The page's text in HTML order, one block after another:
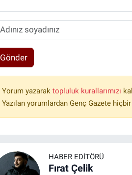
Gönder
Yorum yazarak topluluk kurallarımızı
Yazılan yorumlardan Genç Gazete
HABER EDITÖRÜ
Fırat Çelik